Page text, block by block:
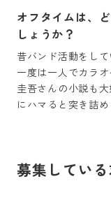
オフタイムは、
しょうか？
昔バンド活動をし
一度は一人でカラ
圭吾さんの小説も
にハマると突き詰め
募集してい